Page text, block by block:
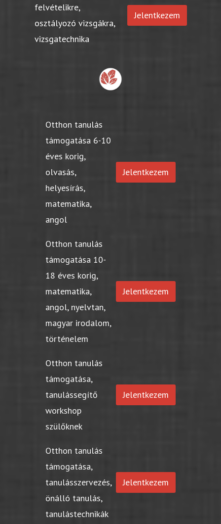
felvételikre,
osztályozó vizsgákra,
vizsgatechnika
Jelentkezem
Otthon tanulás
támogatása 6-10
éves korig,
olvasás,
helyesírás,
matematika,
angol
Jelentkezem
Otthon tanulás
támogatása 10-
18 éves korig,
matematika,
angol, nyelvtan,
magyar irodalom,
történelem
Jelentkezem
Otthon tanulás
támogatása,
tanulássegítő
workshop
szülőknek
Jelentkezem
Otthon tanulás
támogatása,
tanulásszervezés,
önálló tanulás,
tanulástechnikák
Jelentkezem